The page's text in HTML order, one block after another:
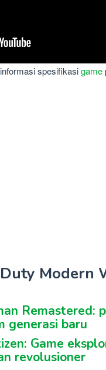
spesifikasigame
Modern
Remastered:
generasi baru
Game
revolusioner